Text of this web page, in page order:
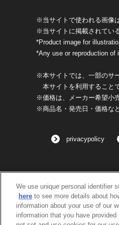
※当サイトで使われる画像
※当サイトに掲載されてい
*Product image for
*Any use or reproduction of
※本サイトでは、一部のサ
本サイトを利用すること
※価格は、メーカー希望小
※商品名・発売日・価格な
privacypolicy
We use unique personal identifier
here to see more details about
information about your use of our
information that you have